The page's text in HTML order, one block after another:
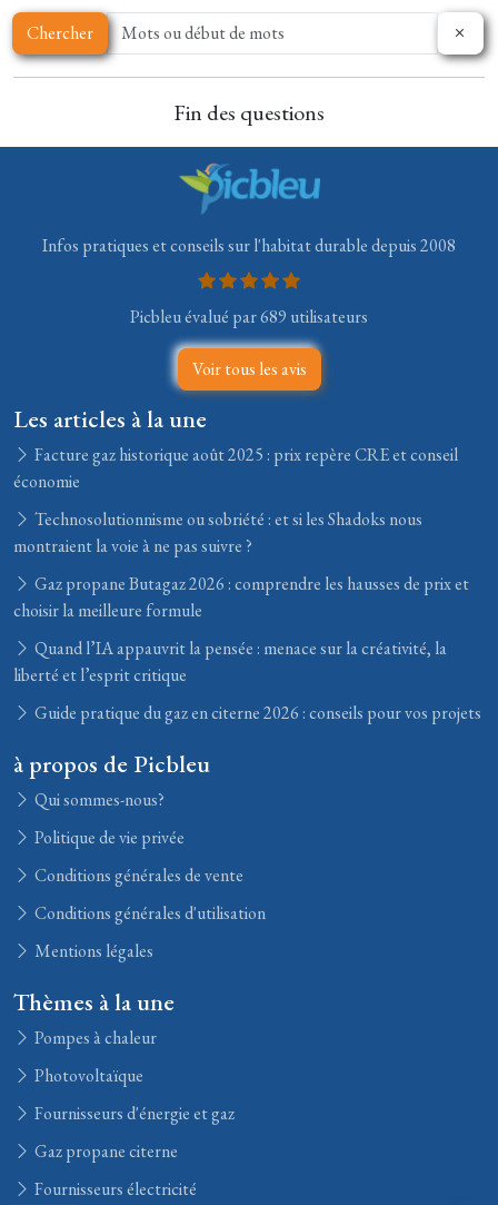
Chercher
Fin des questions
Infos pratiques et conseils sur l'habitat durable depuis 2008
Picbleu évalué par 689 utilisateurs
Voir tous les avis
Les articles à la une
Facture gaz historique août 2025 : prix repère CRE et conseil
économie
Technosolutionnisme ou sobriété : et si les Shadoks nous
montraient la voie à ne pas suivre ?
Gaz propane Butagaz 2026 : comprendre les hausses de prix et
choisir la meilleure formule
Quand l’IA appauvrit la pensée : menace sur la créativité, la
liberté et l’esprit critique
Guide pratique du gaz en citerne 2026 : conseils pour vos projets
à propos de Picbleu
Qui sommes-nous?
Politique de vie privée
Conditions générales de vente
Conditions générales d'utilisation
Mentions légales
Thèmes à la une
Pompes à chaleur
Photovoltaïque
Fournisseurs d'énergie et gaz
Gaz propane citerne
Fournisseurs électricité